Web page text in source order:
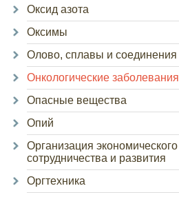
Оксид азота
Оксимы
Олово, сплавы и соединения
Онкологические заболевания
Опасные вещества
Опий
Организация экономического
сотрудничества и развития
Оргтехника